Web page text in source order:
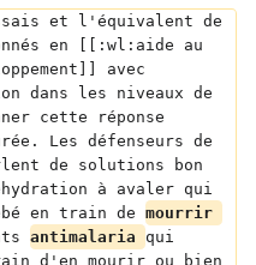
et l'équivalent de
en [[:wl:aide au
avec
dans les niveaux de
cette réponse
Les défenseurs de
de solutions bon
à avaler qui
en train de mourrir
antimalaria qui
d'en mourir ou bien